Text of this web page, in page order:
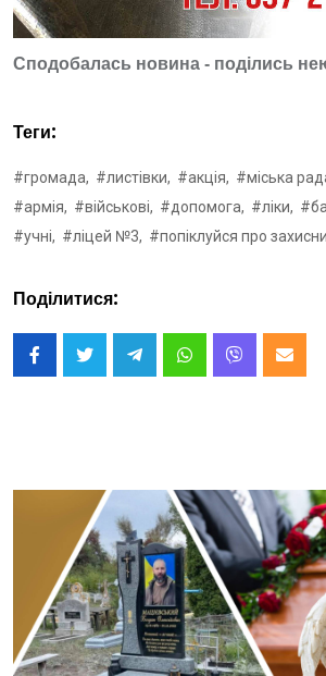
Сподобалась новина - поділись
Теги:
#громада, #листівки, #акція, #міська
#армія, #військові, #допомога, #ліки,
#учні, #ліцей №3, #попіклуйся про
Поділитися: